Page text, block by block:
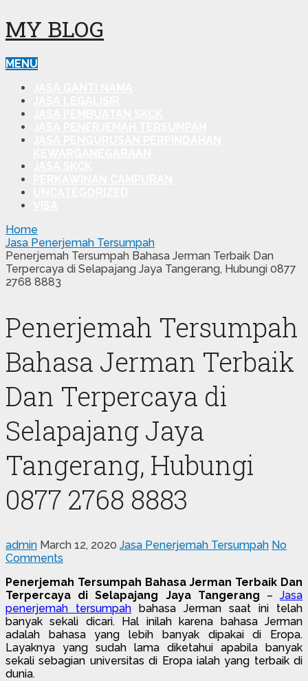
MY BLOG
MENU
Home
Jasa Penerjemah Tersumpah
Penerjemah Tersumpah Bahasa Jerman Terbaik Dan
Terpercaya di Selapajang Jaya Tangerang, Hubungi 0877
2768 8883
Penerjemah Tersumpah
Bahasa Jerman Terbaik
Dan Terpercaya di
Selapajang Jaya
Tangerang, Hubungi
0877 2768 8883
admin March 12, 2020 Jasa Penerjemah Tersumpah No
Comments
Penerjemah Tersumpah Bahasa Jerman Terbaik Dan
Terpercaya di Selapajang Jaya Tangerang –Jasa
penerjemah tersumpah bahasa Jerman saat ini telah
banyak sekali dicari. Hal inilah karena bahasa Jerman
adalah bahasa yang lebih banyak dipakai di Eropa.
Layaknya yang sudah lama diketahui apabila banyak
sekali sebagian universitas di Eropa ialah yang terbaik di
dunia.